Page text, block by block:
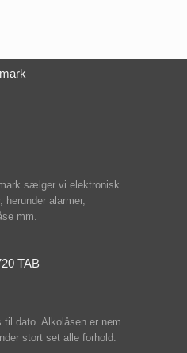
sælger vi elektronisk
herunder alarmer,
mm.
TAB
til dato. Alkolåsen er nem
stort set alle forhold.